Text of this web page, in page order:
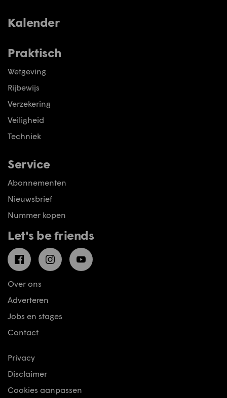
Kalender
Praktisch
Wetgeving
Rijbewijs
Verzekering
Veiligheid
Techniek
Service
Abonnementen
Nieuwsbrief
Nummer kopen
Let's be friends
FacebookInstagramYouTube
Over ons
Adverteren
Jobs en stages
Contact
Privacy
Disclaimer
Cookies aanpassen